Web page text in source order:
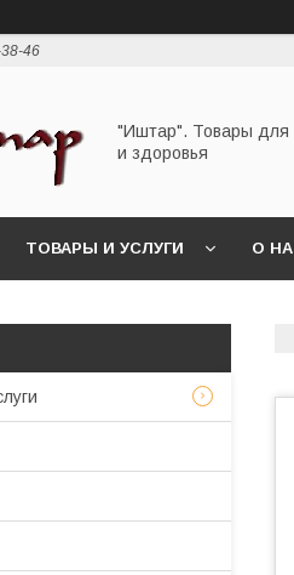
46
"Иштар". Товары для
и здоровья
ТОВАРЫ И УСЛУГИ О